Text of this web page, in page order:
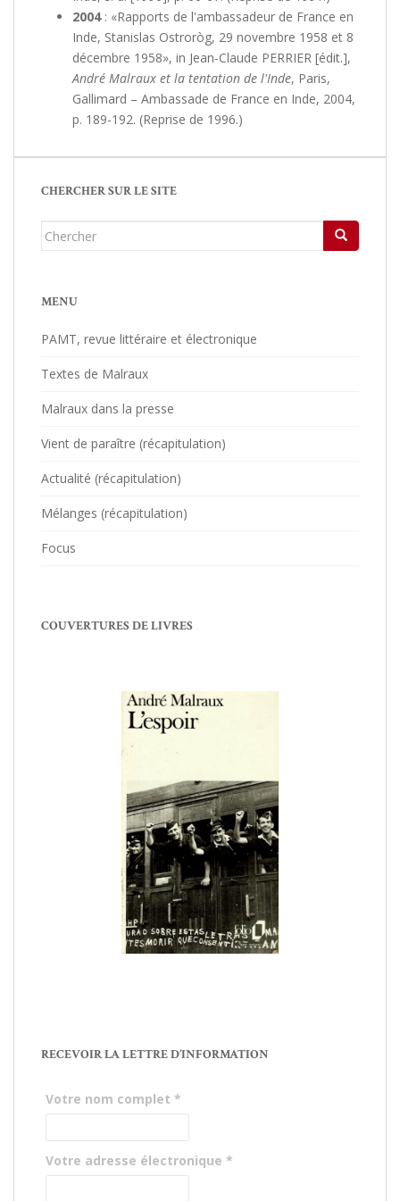
2004: «Rapports de l'ambassadeur de France en
Inde, Stanislas Ostroròg, 29 novembre 1958 et 8
décembre 1958», in Jean-Claude PERRIER [édit.],
André Malraux et la tentation de l'Inde, Paris,
Gallimard – Ambassade de France en Inde, 2004,
p. 189-192. (Reprise de 1996.)
CHERCHER SUR LE SITE
Chercher...
MENU
PAMT, revue littéraire et électronique
Textes de Malraux
Malraux dans la presse
Vient de paraître (récapitulation)
Actualité (récapitulation)
Mélanges (récapitulation)
Focus
COUVERTURES DE LIVRES
RECEVOIR LA LETTRE D’INFORMATION
Votre nom complet *
Votre adresse électronique *